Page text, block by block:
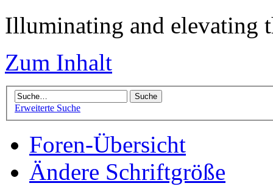
Illuminating and elevating
Zum Inhalt
Erweiterte Suche
Foren-Übersicht
Ändere Schriftgröße